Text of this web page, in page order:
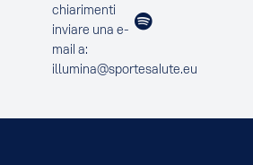
chiarimenti
inviare una e-
mail a:
illumina@sportesalute.eu